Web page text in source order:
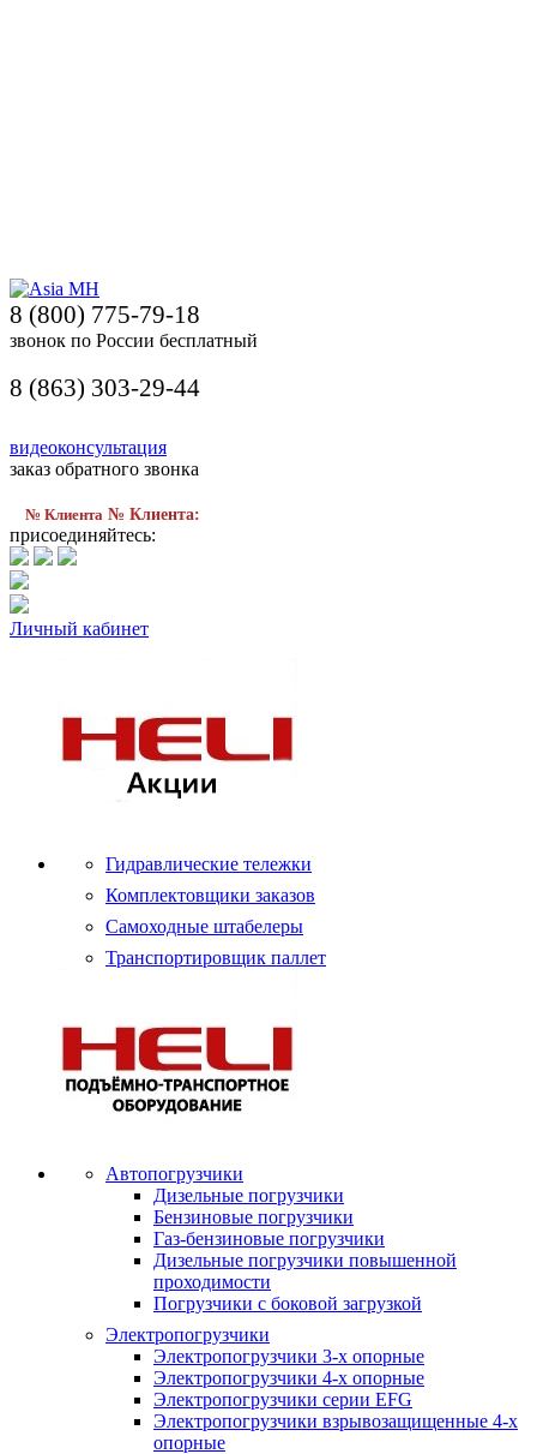
8 (800) 775-79-18
звонок по России бесплатный
8 (863) 303-29-44
видеоконсультация
заказ обратного звонка
№ Клиента № Клиента:
присоединяйтесь:
Личный кабинет
Гидравлические тележки
Комплектовщики заказов
Самоходные штабелеры
Транспортировщик паллет
Автопогрузчики
Дизельные погрузчики
Бензиновые погрузчики
Газ-бензиновые погрузчики
Дизельные погрузчики повышенной
проходимости
Погрузчики с боковой загрузкой
Электропогрузчики
Электропогрузчики 3-х опорные
Электропогрузчики 4-х опорные
Электропогрузчики серии EFG
Электропогрузчики взрывозащищенные 4-х
опорные